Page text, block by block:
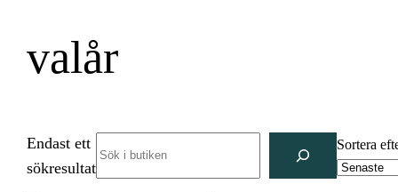
valår
Endast ett
sökresultat
Sortera